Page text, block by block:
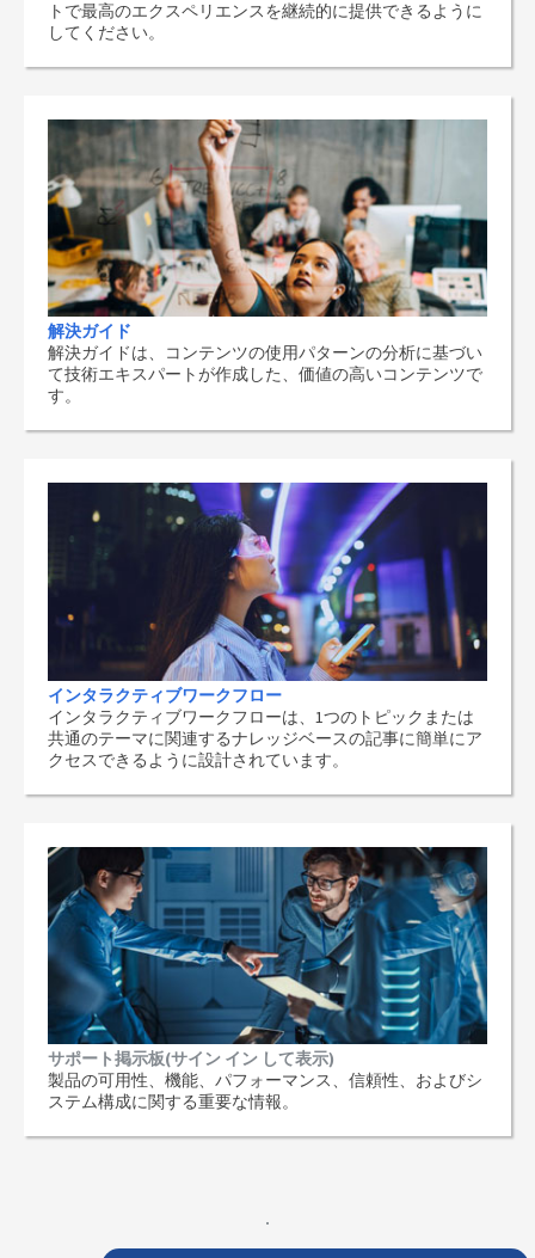
トで最高のエクスペリエンスを継続的に提供できるように
してください。
解決ガイド
解決ガイドは、コンテンツの使用パターンの分析に基づい
て技術エキスパートが作成した、価値の高いコンテンツで
す。
インタラクティブワークフロー
インタラクティブワークフローは、1つのトピックまたは
共通のテーマに関連するナレッジベースの記事に簡単にア
クセスできるように設計されています。
サポート掲示板(サイン イン して表示)
製品の可用性、機能、パフォーマンス、信頼性、およびシ
ステム構成に関する重要な情報。